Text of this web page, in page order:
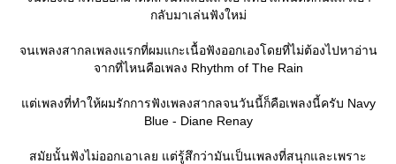
กลับมาเล่นฟังใหม่
จนเพลงสากลเพลงแรกที่ผมแกะเนื้อฟังออกเองโดยที่ไม่ต้องไปหาอ่าน
จากที่ไหนคือเพลง Rhythm of The Rain
ต่เพลงที่ทำให้ผมรักการฟังเพลงสากลจนวันนี้ก็คือเพลงนี้ครับ Navy
Blue - Diane Renay
สมัยนั้นฟังไม่ออกเอาเลย แต่รู้สึกว่ามันเป็นเพลงที่สนุกและเพราะ